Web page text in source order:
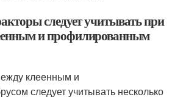
следует учитывать при
и профилированным
клеенным и
следует учитывать несколько